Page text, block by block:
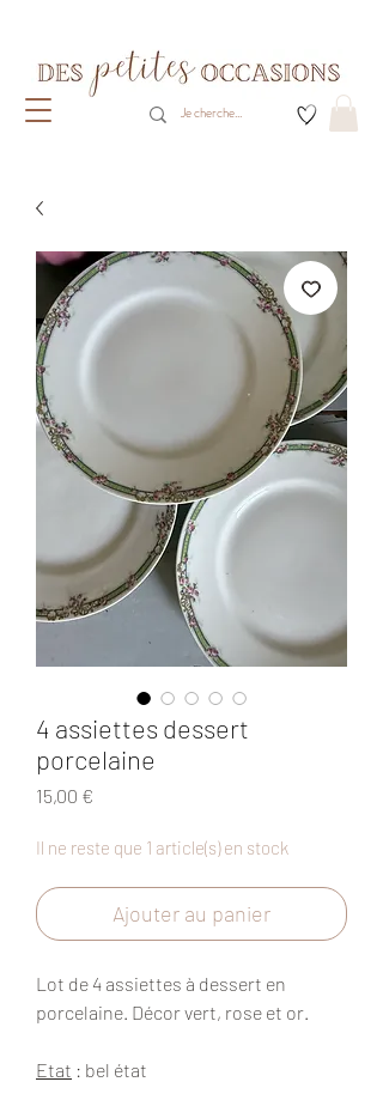
4 assiettes dessert
porcelaine
15,00 €
Il ne reste que 1 article(s) en stock
Ajouter au panier
Lot de 4 assiettes à dessert en
porcelaine. Décor vert, rose et or.
Etat : bel état